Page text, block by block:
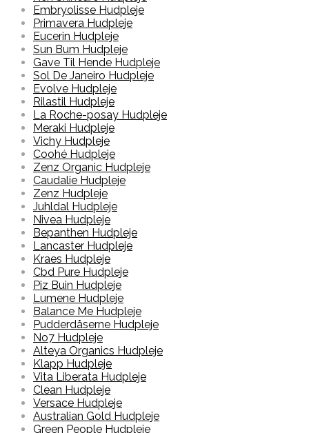
Embryolisse Hudpleje
Primavera Hudpleje
Eucerin Hudpleje
Sun Bum Hudpleje
Gave Til Hende Hudpleje
Sol De Janeiro Hudpleje
Evolve Hudpleje
Rilastil Hudpleje
La Roche-posay Hudpleje
Meraki Hudpleje
Vichy Hudpleje
Coohé Hudpleje
Zenz Organic Hudpleje
Caudalie Hudpleje
Zenz Hudpleje
Juhldal Hudpleje
Nivea Hudpleje
Bepanthen Hudpleje
Lancaster Hudpleje
Kraes Hudpleje
Cbd Pure Hudpleje
Piz Buin Hudpleje
Lumene Hudpleje
Balance Me Hudpleje
Pudderdåserne Hudpleje
No7 Hudpleje
Alteya Organics Hudpleje
Klapp Hudpleje
Vita Liberata Hudpleje
Clean Hudpleje
Versace Hudpleje
Australian Gold Hudpleje
Green People Hudpleje